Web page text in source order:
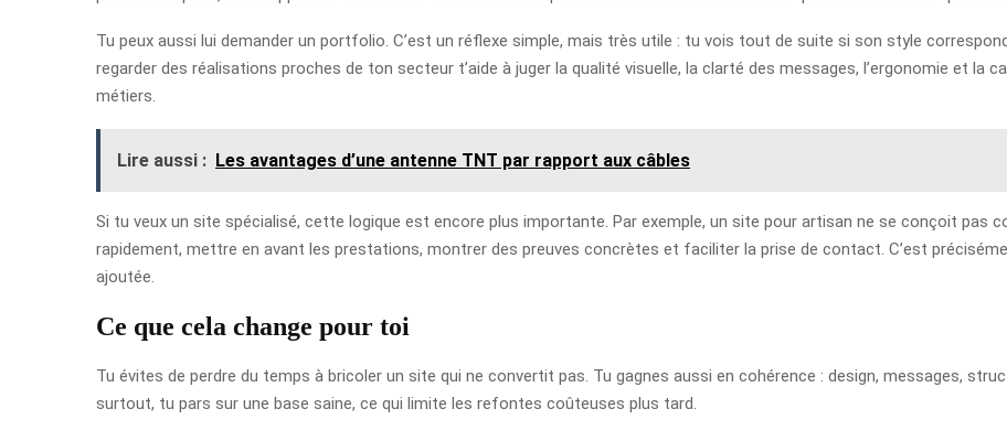
Tu peux aussi lui demander un portfolio. C’est un réflexe simple, mais très utile : tu vois tout de suite si son style
regarder des réalisations proches de ton secteur t’aide à juger la qualité visuelle, la clarté des messages, l’ergonomie et la
métiers.
Lire aussi : Les avantages d’une antenne TNT par rapport aux câbles
Si tu veux un site spécialisé, cette logique est encore plus importante. Par exemple, un site pour artisan ne se conçoit pas
rapidement, mettre en avant les prestations, montrer des preuves concrètes et faciliter la prise de contact. C’est
ajoutée.
Ce que cela change pour toi
Tu évites de perdre du temps à bricoler un site qui ne convertit pas. Tu gagnes aussi en cohérence : design, messages,
surtout, tu pars sur une base saine, ce qui limite les refontes coûteuses plus tard.